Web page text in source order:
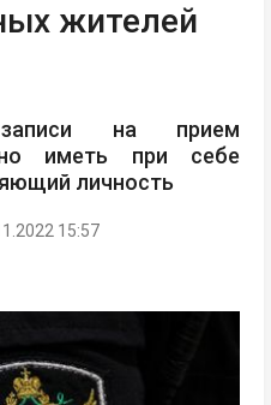
жителей
записи на прием
иметь при себе
личность
15:57